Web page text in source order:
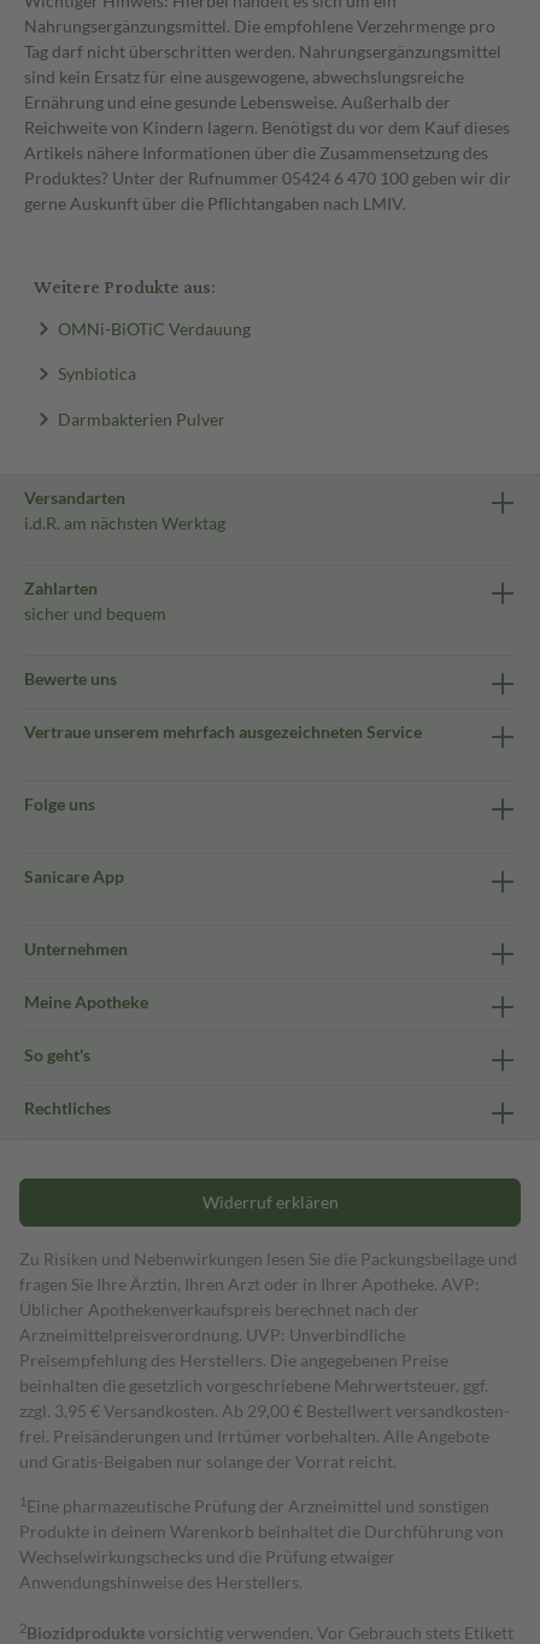
Nahrungsergänzungsmittel. Die empfohlene Verzehrmenge pro
Tag darf nicht überschritten werden. Nahrungsergänzungsmittel
sind kein Ersatz für eine ausgewogene, abwechslungsreiche
Ernährung und eine gesunde Lebensweise. Außerhalb der
Reichweite von Kindern lagern. Benötigst du vor dem Kauf dieses
Artikels nähere Informationen über die Zusammensetzung des
Produktes? Unter der Rufnummer 05424 6 470 100 geben wir dir
gerne Auskunft über die Pflichtangaben nach LMIV.
Weitere Produkte aus:
OMNi-BiOTiC Verdauung
Synbiotica
Darmbakterien Pulver
Versandarten
i.d.R. am nächsten Werktag
Zahlarten
sicher und bequem
Bewerte uns
Vertraue unserem mehrfach ausgezeichneten Service
Folge uns
Sanicare App
Unternehmen
Meine Apotheke
So geht's
Rechtliches
Widerruf erklären
Zu Risiken und Nebenwirkungen lesen Sie die Packungsbeilage und
fragen Sie Ihre Ärztin, Ihren Arzt oder in Ihrer Apotheke. AVP:
Üblicher Apothekenverkaufspreis berechnet nach der
Arzneimittelpreisverordnung. UVP: Unverbindliche
Preisempfehlung des Herstellers. Die angegebenen Preise
beinhalten die gesetzlich vorgeschriebene Mehrwertsteuer, ggf.
zzgl. 3,95 € Versandkosten. Ab 29,00 € Bestell­wert versand­kosten­
frei. Preisänderungen und Irrtümer vorbehalten. Alle Angebote
und Gratis-Beigaben nur solange der Vorrat reicht.
1 Eine pharmazeutische Prüfung der Arzneimittel und sonstigen
Produkte in deinem Warenkorb beinhaltet die Durchführung von
Wechselwirkungschecks und die Prüfung etwaiger
Anwendungshinweise des Herstellers.
2Biozidproduktevorsichtig verwenden. Vor Gebrauch stets Etikett